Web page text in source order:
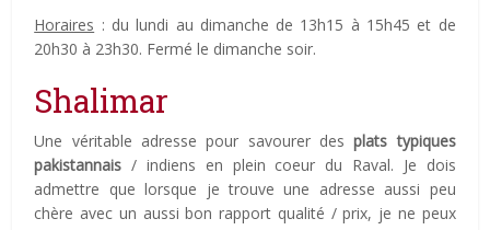
Horaires : du lundi au dimanche de 13h15 à 15h45 et de
20h30 à 23h30. Fermé le dimanche soir.
Shalimar
Une véritable adresse pour savourer desplats typiques
pakistannais / indiens en plein coeur du Raval. Je dois
admettre que lorsque je trouve une adresse aussi peu
chère avec un aussi bon rapport qualité / prix, je ne peux